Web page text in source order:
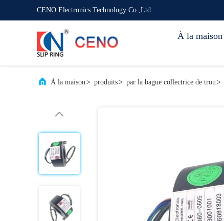
CENO Electronics Technology Co.,Ltd
À la maison
À la maison> produits> par la bague collectrice de trou>